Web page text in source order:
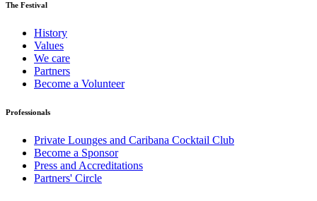
The Festival
History
Values
We care
Partners
Become a Volunteer
Professionals
Private Lounges and Caribana Cocktail Club
Become a Sponsor
Press and Accreditations
Partners' Circle